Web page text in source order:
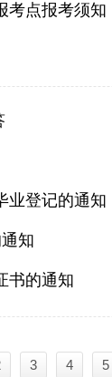
考点报考须知
业登记的通知
知
书的通知
3 4 5